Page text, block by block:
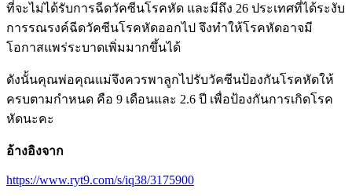
ที่จะไม่ได้รับการฉีดวัคซีนโรคหัด และมีถึง 26 ประเทศที่ได้ระงับ
การรณรงค์ฉีดวัคซีนโรคหัดออกไป จึงทำให้โรคหัดอาจมี
โอกาสแพร่ระบาดเพิ่มมากขึ้นได้
ดังนั้นคุณพ่อคุณแม่จึงควรพาลูกไปรับวัคซีนป้องกันโรคหัดให้
ครบตามกำหนด คือ 9 เดือนและ 2.6 ปี เพื่อป้องกันการเกิดโรค
หัดนะคะ
อ้างอิงจาก
https://www.ryt9.com/s/iq38/3175900